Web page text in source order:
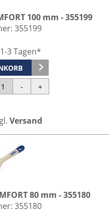
100 mm - 355199
355199
3 Tagen*
Versand
80 mm - 355180
355180